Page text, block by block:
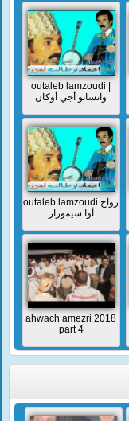
outaleb lamzoudi |
واتسانو أجي أوكان
outaleb lamzoudi رواح
أوا سيموزار
ahwach amezri 2018
part 4